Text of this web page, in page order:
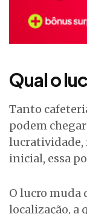
Qual o
Tanto
podem
lucratividade,
inicial, essa
O lucro muda
localização, a